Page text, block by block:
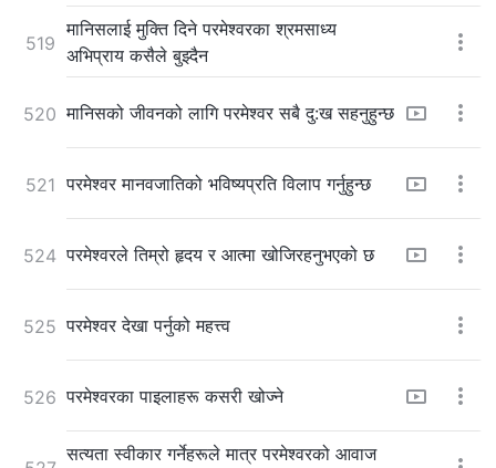
519
मानिसलाई मुक्ति दिने परमेश्‍वरका श्रमसाध्य
अभिप्राय कसैले बुझ्दैन
520 मानिसको जीवनको लागि परमेश्‍वर सबै दु:ख सहनुहुन्छ
521 परमेश्‍वर मानवजातिको भविष्यप्रति विलाप गर्नुहुन्छ
524 परमेश्‍वरले तिम्रो हृदय र आत्मा खोजिरहनुभएको छ
525 परमेश्‍वर देखा पर्नुको महत्त्व
526 परमेश्‍वरका पाइलाहरू कसरी खोज्ने
सत्यता स्वीकार गर्नेहरूले मात्र परमेश्‍वरको आवाज